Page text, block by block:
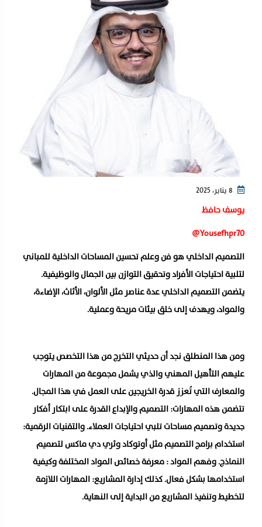
يوسف حافظ
Yousefhpr70@
التصميم الداخلي هو فن وعلم تحسين المساحات الداخلية للمباني
لتلبية احتياجات الأفراد وتحقيق التوازن بين الجمال والوظيفية.
يتضمن التصميم الداخلي عدة عناصر مثل الألوان، الأثاث، الإضاءة،
والمواد، ويهدف إلى خلق بيئات مريحة وعملية.
ومن هذا المنطلق نجد أن حديثي التخرج من هذا التخصص يتوجب
عليهم التأهيل المهني والذي يشمل مجموعة من المهارات
والمعارف التي تُعزز قدرة الخريجين على العمل في هذا المجال.
تتضمن هذه المهارات: التصميم والإبداع القدرة على ابتكار أفكار
جديدة وتصميم مساحات تلبي احتياجات العملاء. والتقنيات الرقمية:
استخدام برامج التصميم مثل أوتوكاد وثري دي ماكس لتصميم
النماذج. وفهم المواد : معرفة خصائص المواد المختلفة وكيفية
استخدامها بشكل فعال. كذلك إدارة المشاريع: المهارات اللازمة
لتخطيط وتنفيذ المشاريع من البداية إلى النهاية.